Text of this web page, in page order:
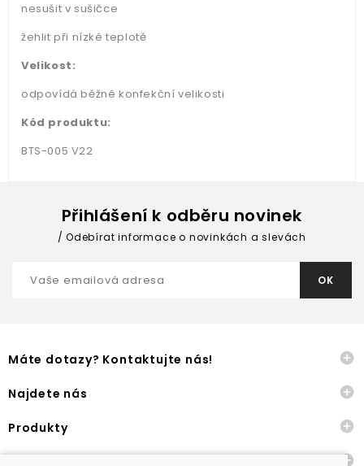
nesušit v sušičce
žehlit při nízké teplotě
Velikost:
odpovídá běžné konfekční velikosti
Kód produktu:
BTS-005 V22
Přihlášení k odběru novinek
Odebírat informace o novinkách a slevách
Máte dotazy? Kontaktujte nás! 
Najdete nás 
Produkty 
